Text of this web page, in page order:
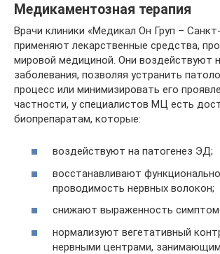
Медикаментозная терапия
Врачи клиники «Медикал Он Груп –
применяют лекарственные средства,
мировой медициной. Они воздействуют
заболевания, позволяя устранить
процесс или минимизировать его
частности, у специалистов МЦ есть
биопрепаратам, которые:
воздействуют на патогенез ЭД;
восстанавливают
проводимость нервных волокон;
снижают выраженность
нормализуют вегетативный
нервными центрами,